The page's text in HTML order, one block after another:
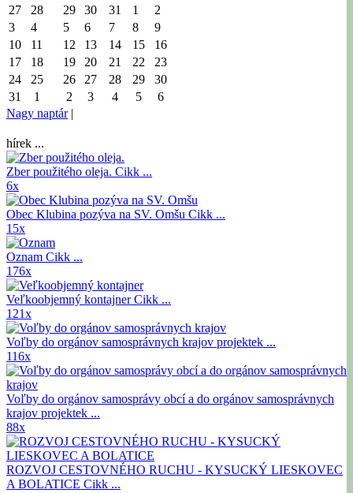
27
28 29 30 31 1
2
3
4 5 6 7 8
9
10
11 12 13 14 15
16
17
18 19 20 21 22
23
24
25 26 27 28 29
30
31
1 2 3 4 5
6
Nagy naptár|
hírek ...
Zber použitého oleja. Cikk ...
6x
Obec Klubina pozýva na SV. Omšu Cikk ...
15x
Oznam Cikk ...
176x
Veľkoobjemný kontajnerCikk ...
121x
Voľby do orgánov samosprávnych krajov projektek ...
116x
Voľby do orgánov samosprávy obcí a do orgánov samosprávnych
krajov projektek ...
88x
ROZVOJ CESTOVNÉHO RUCHU - KYSUCKÝ LIESKOVEC
A BOLATICE Cikk ...